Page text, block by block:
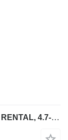
LiuGong 870 HE vollelektrisch, MIETE / RENTAL, 4.7-5.2 cbm